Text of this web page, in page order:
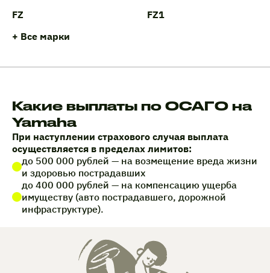
FZ
FZ1
+ Все марки
Какие выплаты по ОСАГО на
Yamaha
При наступлении страхового случая выплата
осуществляется в пределах лимитов:
до 500 000 рублей — на возмещение вреда жизни
и здоровью пострадавших
до 400 000 рублей — на компенсацию ущерба
имуществу (авто пострадавшего, дорожной
инфраструктуре).